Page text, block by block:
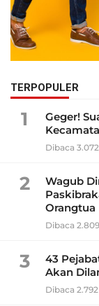
TERPOPULER
1
Geger!
Dibaca
2
Wagub
Orangtua
Dibaca
3
43
Akan
Dibaca